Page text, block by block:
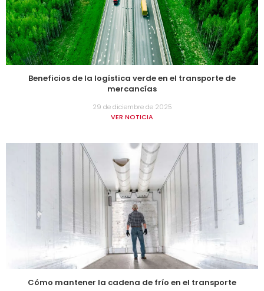
Beneficios de la logística verde en el transporte de
mercancías
29 de diciembre de 2025
VER NOTICIA
Cómo mantener la cadena de frío en el transporte